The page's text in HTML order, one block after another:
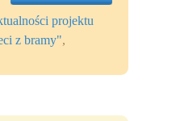
projektu
z bramy",